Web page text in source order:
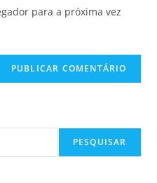
para a próxima vez
PESQUISAR